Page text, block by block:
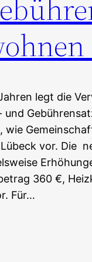
legt die
und
wie
vor. Die
360 €,
Für…